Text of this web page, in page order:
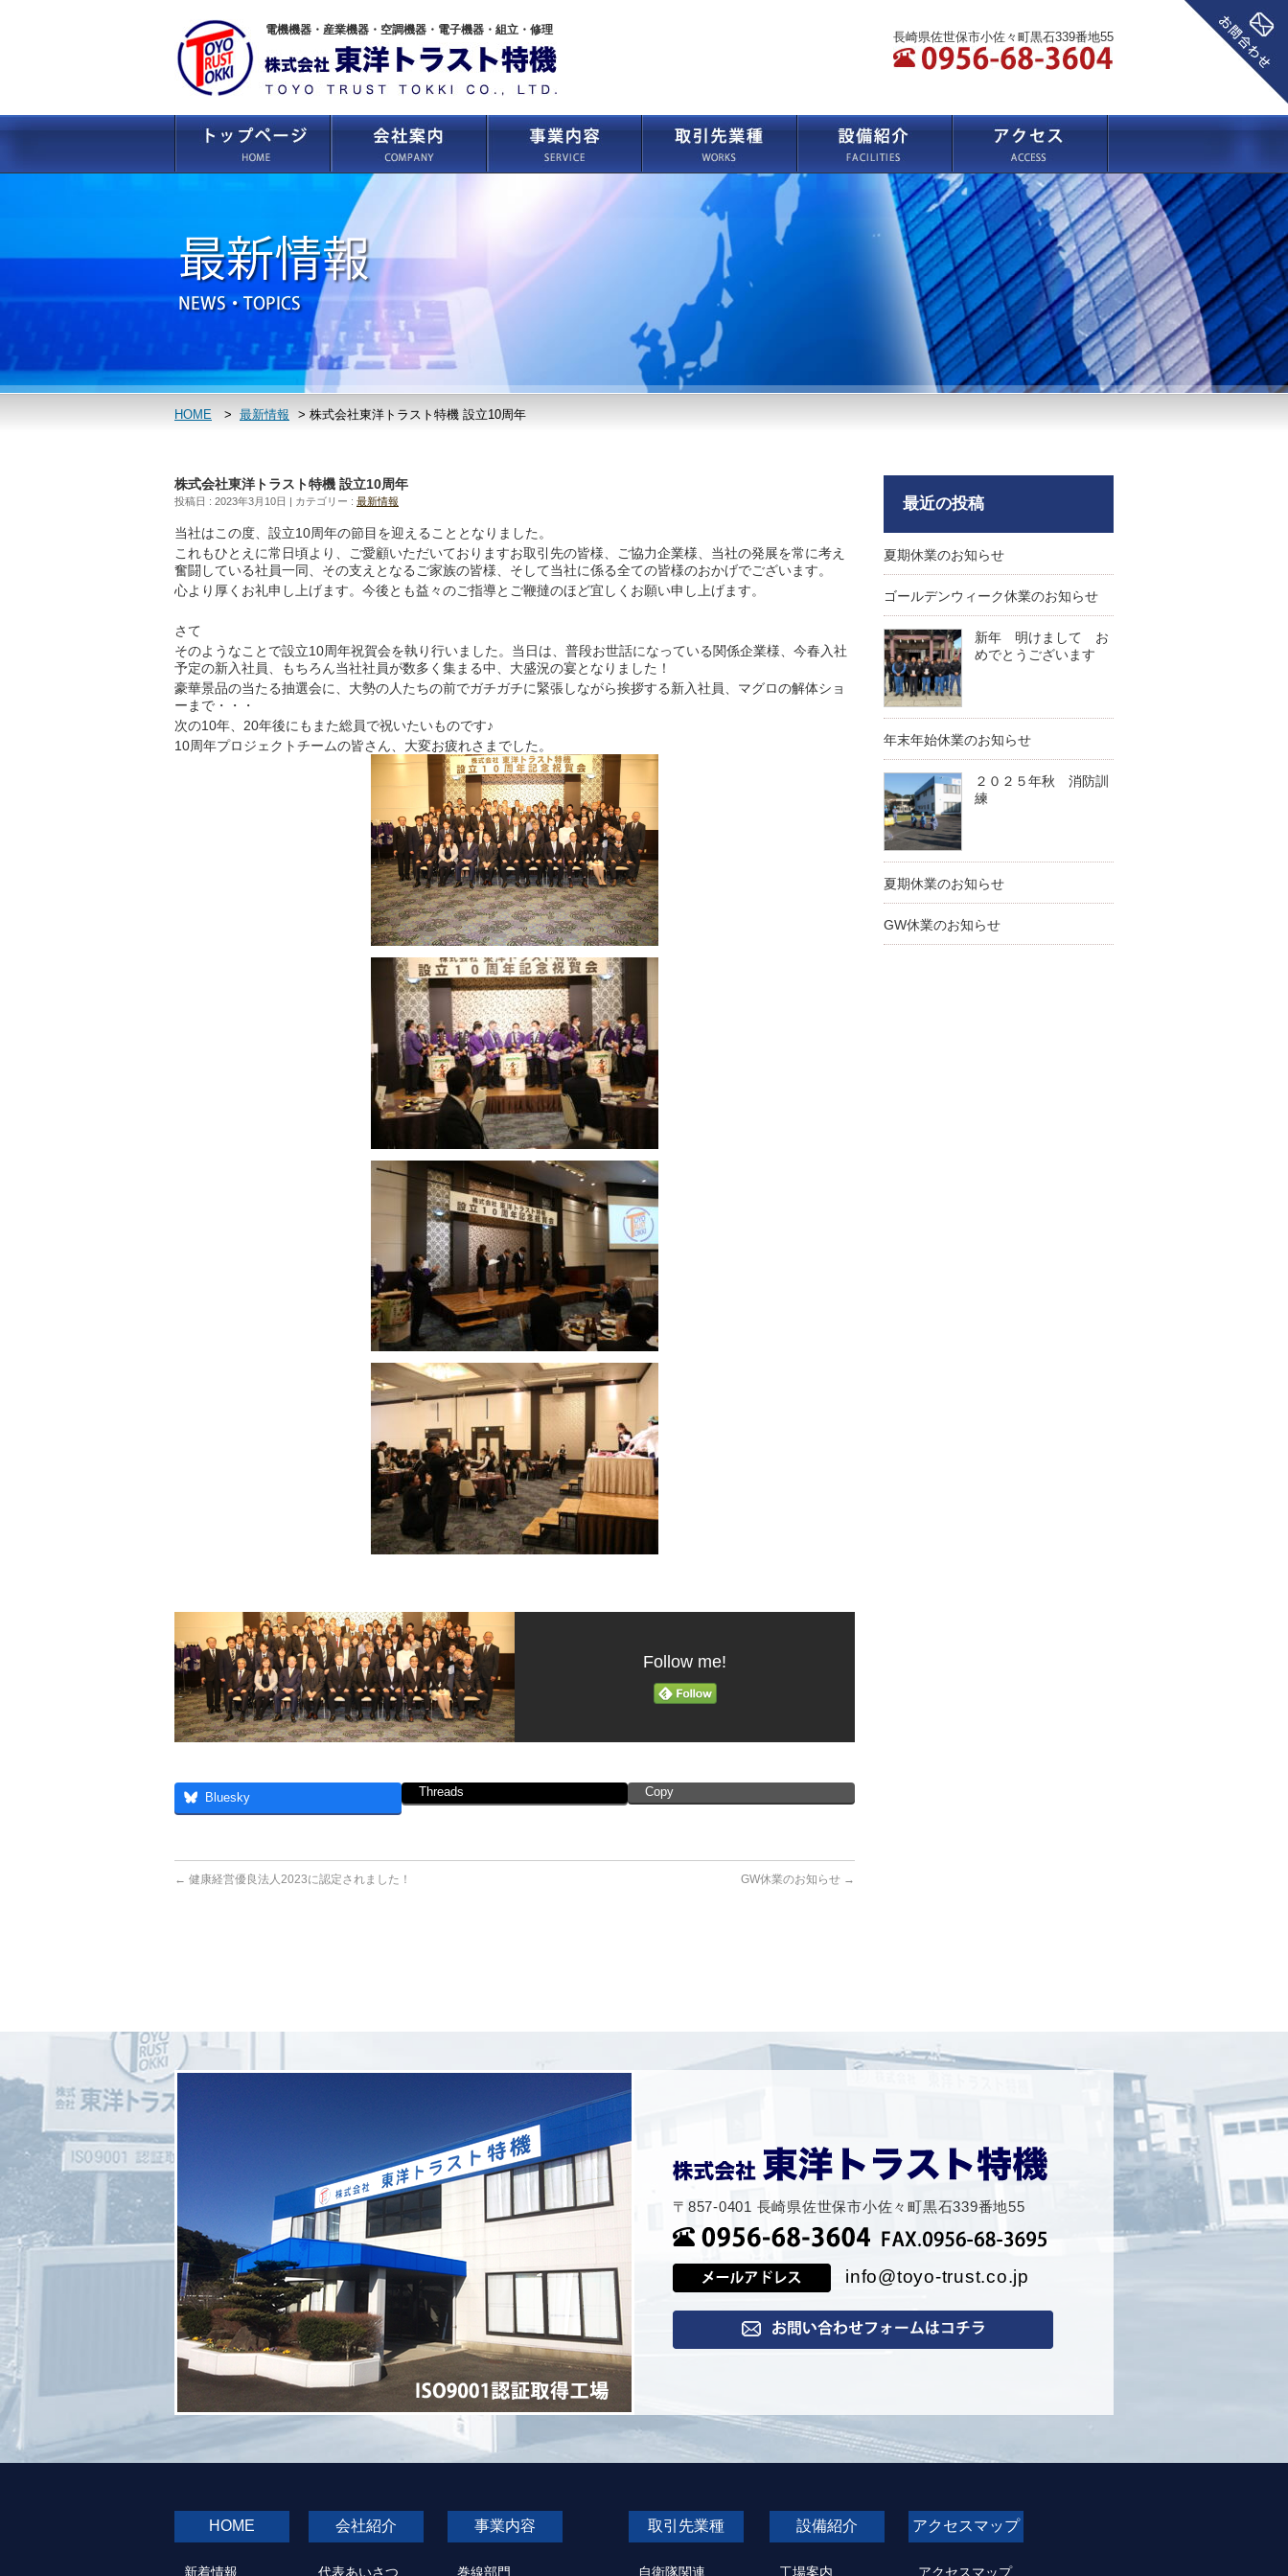
電機機器・産業機器・空調機器・電子機器・組立・修理 長崎県佐世保市小佐々町黒石339番地55
HOME > 最新情報 > 株式会社東洋トラスト特機 設立10周年
株式会社東洋トラスト特機 設立10周年
投稿日 : 2023年3月10日 カテゴリー : 最新情報
当社はこの度、設立10周年の節目を迎えることとなりました。
これもひとえに常日頃より、ご愛顧いただいておりますお取引先の皆様、ご協力企業様、当社の発展を常に考え
奮闘している社員一同、その支えとなるご家族の皆様、そして当社に係る全ての皆様のおかげでございます。
心より厚くお礼申し上げます。今後とも益々のご指導とご鞭撻のほど宜しくお願い申し上げます。
さて
そのようなことで設立10周年祝賀会を執り行いました。当日は、普段お世話になっている関係企業様、今春入社
予定の新入社員、もちろん当社社員が数多く集まる中、大盛況の宴となりました！
豪華景品の当たる抽選会に、大勢の人たちの前でガチガチに緊張しながら挨拶する新入社員、マグロの解体ショ
ーまで・・・
次の10年、20年後にもまた総員で祝いたいものです♪
10周年プロジェクトチームの皆さん、大変お疲れさまでした。
Follow me!
Bluesky Threads Copy
← 健康経営優良法人2023に認定されました！ GW休業のお知らせ →
最近の投稿
夏期休業のお知らせ
ゴールデンウィーク休業のお知らせ
新年 明けまして お
めでとうございます
年末年始休業のお知らせ
２０２５年秋 消防訓
練
夏期休業のお知らせ
GW休業のお知らせ
〒857-0401 長崎県佐世保市小佐々町黒石339番地55
info@toyo-trust.co.jp
HOME
新着情報
会社紹介
代表あいさつ
事業内容
巻線部門
取引先業種
自衛隊関連
設備紹介
工場案内
アクセスマップ
アクセスマップ